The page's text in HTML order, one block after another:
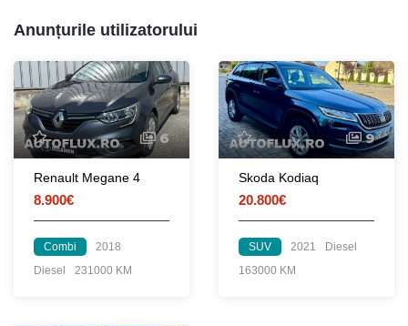
Anunțurile utilizatorului
6
Renault Megane 4
8.900€
Combi
2018
Diesel
231000 KM
9
Skoda Kodiaq
20.800€
SUV 2021
Diesel
163000 KM